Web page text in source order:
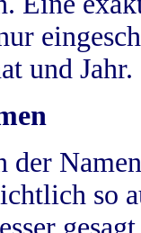
und Jahr.
der
so